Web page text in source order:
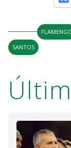
SANTOS